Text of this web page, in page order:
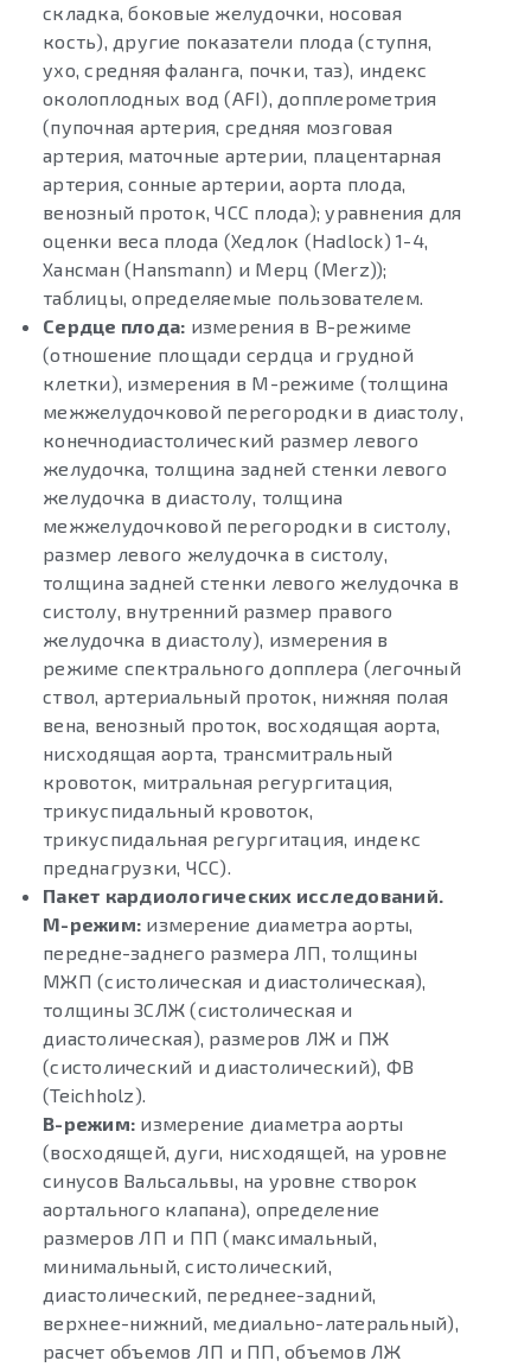
складка, боковые желудочки, носовая
кость), другие показатели плода (ступня,
ухо, средняя фаланга, почки, таз), индекс
околоплодных вод (AFI), допплерометрия
(пупочная артерия, средняя мозговая
артерия, маточные артерии, плацентарная
артерия, сонные артерии, аорта плода,
венозный проток, ЧСС плода); уравнения для
оценки веса плода (Хедлок (Hadlock) 1-4,
Хансман (Hansmann) и Мерц (Merz));
таблицы, определяемые пользователем.
Сердце плода: измерения в В-режиме
(отношение площади сердца и грудной
клетки), измерения в М-режиме (толщина
межжелудочковой перегородки в диастолу,
конечнодиастолический размер левого
желудочка, толщина задней стенки левого
желудочка в диастолу, толщина
межжелудочковой перегородки в систолу,
размер левого желудочка в систолу,
толщина задней стенки левого желудочка в
систолу, внутренний размер правого
желудочка в диастолу), измерения в
режиме спектрального допплера (легочный
ствол, артериальный проток, нижняя полая
вена, венозный проток, восходящая аорта,
нисходящая аорта, трансмитральный
кровоток, митральная регургитация,
трикуспидальный кровоток,
трикуспидальная регургитация, индекс
преднагрузки, ЧСС).
Пакет кардиологических исследований.
М-режим: измерение диаметра аорты,
передне-заднего размера ЛП, толщины
МЖП (систолическая и диастолическая),
толщины ЗСЛЖ (систолическая и
диастолическая), размеров ЛЖ и ПЖ
(систолический и диастолический), ФВ
(Teichholz).
B-режим: измерение диаметра аорты
(восходящей, дуги, нисходящей, на уровне
синусов Вальсальвы, на уровне створок
аортального клапана), определение
размеров ЛП и ПП (максимальный,
минимальный, систолический,
диастолический, переднее-задний,
верхнее-нижний, медиально-латеральный),
расчет объемов ЛП и ПП, объемов ЛЖ